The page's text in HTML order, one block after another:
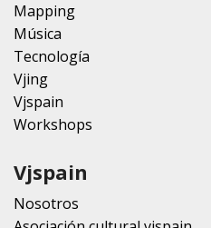
Mapping
Música
Tecnología
Vjing
Vjspain
Workshops
Vjspain
Nosotros